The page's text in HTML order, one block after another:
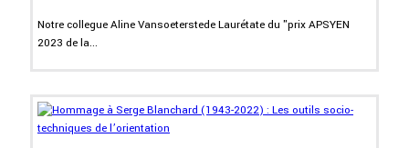
Notre collegue Aline Vansoeterstede Laurétate du "prix APSYEN
2023 de la...